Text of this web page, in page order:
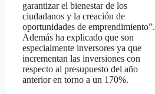
garantizar el bienestar de los
ciudadanos y la creación de
oportunidades de emprendimiento”.
Además ha explicado que son
especialmente inversores ya que
incrementan las inversiones con
respecto al presupuesto del año
anterior en torno a un 170%.